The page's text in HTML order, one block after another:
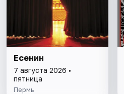
Есенин
7 августа 2026 •
пятница
Пермь